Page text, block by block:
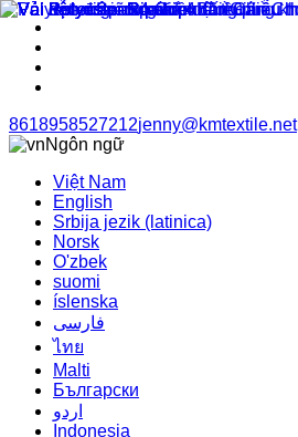
8618958527212jenny@kmtextile.net
Ngôn ngữ
Việt Nam
English
Srbija jezik (latinica)
Norsk
O'zbek
suomi
íslenska
فارسی
ไทย
Malti
Български
اردو
Indonesia